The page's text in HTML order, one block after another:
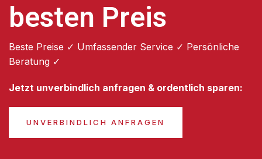
besten Preis
Beste Preise ✓ Umfassender Service ✓ Persönliche
Beratung ✓
Jetzt unverbindlich anfragen & ordentlich sparen:
UNVERBINDLICH ANFRAGEN